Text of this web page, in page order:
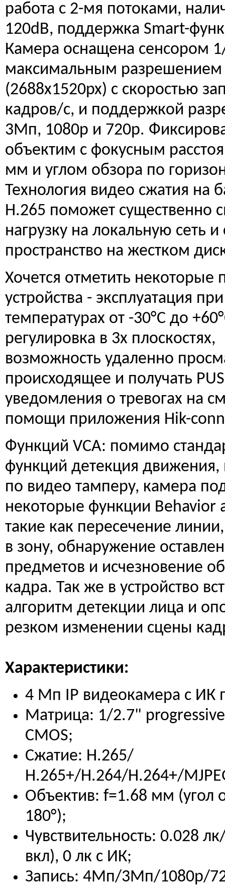
работа с 2-мя потоками,
120dB, поддержка Smart-
Камера оснащена сенсором
максимальным
(2688x1520px) с скоростью
кадров/с, и поддержкой
3Мп, 1080р и 720р.
объектим с фокусным
мм и углом обзора по
Технология видео сжатия на
Н.265 поможет существенно
нагрузку на локальную сеть
пространство на
Хочется отметить некоторые
устройства - эксплуатация при
температурах от -30°C до
регулировка в 3х плоскостях,
возможность удаленно
происходящее и получать
уведомления о тревогах на
помощи приложения Hik-
Функций VCA: помимо
функций детекция движения,
по видео тамперу, камера
некоторые функции Behavior
такие как пересечение
в зону, обнаружение
предметов и исчезновение
кадра. Так же в устройство
алгоритм детекции лица и
резком изменении сцены
Характеристики:
4 Мп IP видеокамера с ИК
Матрица: 1/2.7"
CMOS;
Сжатие: Н.265/
Н.265+/H.264/H.264+/
Объектив: f=1.68 мм (угол
180°);
Чувствительность: 0.028
вкл), 0 лк с ИК;
Запись: 4Мп/3Мп/1080р/